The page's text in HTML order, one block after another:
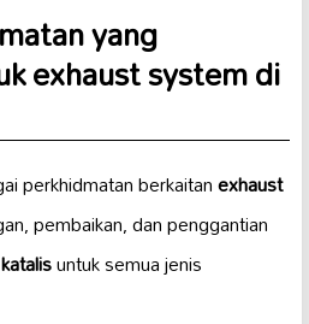
yang
exhaust systemdi
perkhidmatan berkaitanexhaust
pembaikan, dan penggantian
katalisuntuk semua jenis